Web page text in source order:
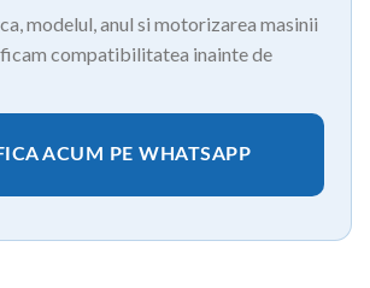
modelul, anul si motorizarea masinii
compatibilitatea inainte de
ACUM PE WHATSAPP